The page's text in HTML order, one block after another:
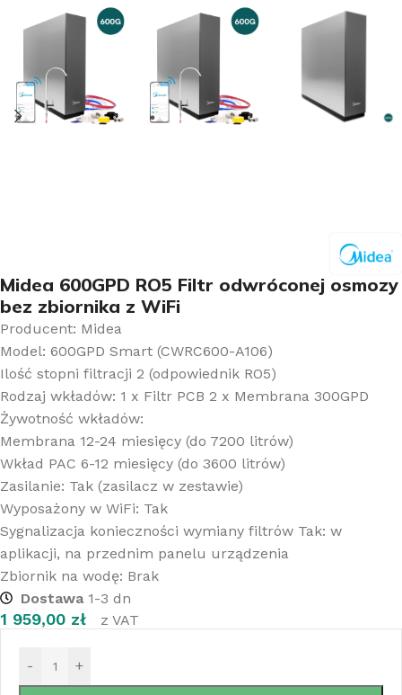
Midea 600GPD RO5 Filtr odwróconej osmozy
bez zbiornika z WiFi
Producent: Midea
Model: 600GPD Smart (CWRC600-A106)
Ilość stopni filtracji 2 (odpowiednik RO5)
Rodzaj wkładów: 1 x Filtr PCB 2 x Membrana 300GPD
Żywotność wkładów:
Membrana 12-24 miesięcy (do 7200 litrów)
Wkład PAC 6-12 miesięcy (do 3600 litrów)
Zasilanie: Tak (zasilacz w zestawie)
Wyposażony w WiFi: Tak
Sygnalizacja konieczności wymiany filtrów Tak: w
aplikacji, na przednim panelu urządzenia
Zbiornik na wodę: Brak
Dostawa1-3 dn
1 959,00 zł z VAT
- +